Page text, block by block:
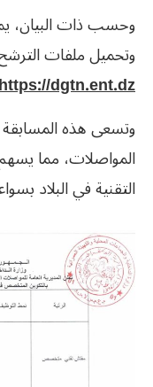
وحسب ذات البيان،
وتحميل ملفات الترشح
dgtn.ent.dz
وتسعى هذه المسابقة
المواصلات، مما
التقنية في البلاد